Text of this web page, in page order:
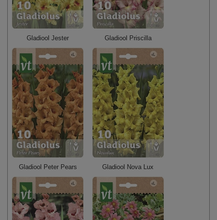
Gladiool Jester Gladiool Priscilla
Gladiool Peter Pears Gladiool Nova Lux